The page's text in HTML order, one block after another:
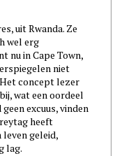
uit Rwanda. Ze
wel erg
nu in Cape Town,
niet
concept lezer
wat een oordeel
excuus, vinden
heeft
leven geleid,
lag.